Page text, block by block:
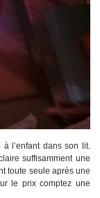
l’enfant dans son lit.
suffisamment une
toute seule après une
le prix comptez une